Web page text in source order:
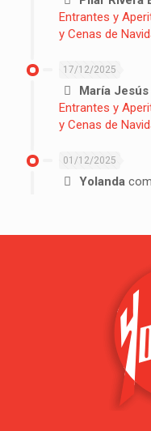
Entrantes y
y Cenas de
17/12/2025
María Jesús
Entrantes y
y Cenas de
01/12/2025
Yolanda